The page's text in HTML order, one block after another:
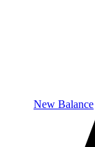
New Balance